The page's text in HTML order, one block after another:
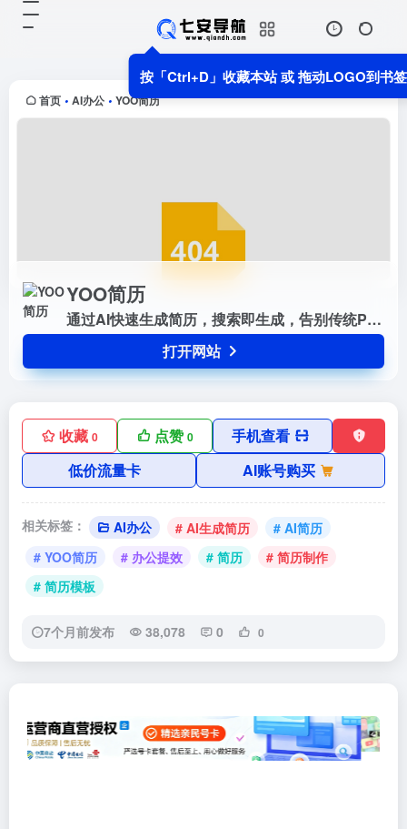
按「Ctrl+D」收藏本站 或 拖动LOGO到书
首页 • AI办公 • YOO简历
YOO简历
通过AI快速生成简历，搜索即生成，告别传统PCG模式！还有简历分析哦！
打开网站
收藏 0 点赞0
手机查看
低价流量卡
AI账号购买
相关标签： AI办公 # AI生成简历
# AI简历
# YOO简历
# 办公提效 # 简历
# 简历制作
# 简历模板
7个月前发布 38,078 0 0
通过AI快速生成简历，搜索即生成，
告别传统PCG模式！还有简历分析
哦！
打开网站